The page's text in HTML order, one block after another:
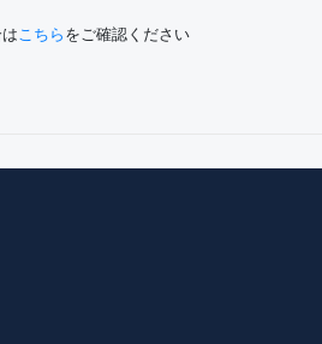
こちら をご確認ください